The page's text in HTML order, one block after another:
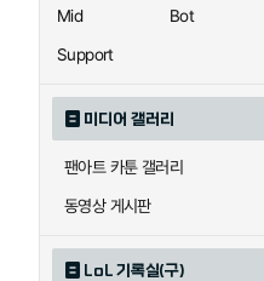
Mid
Bot
Support
미디어 갤러리
팬아트 카툰 갤러리
동영상 게시판
LoL 기록실(구)